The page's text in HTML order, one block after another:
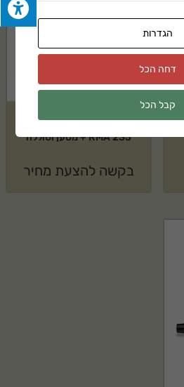
RMA 235 + מטען וסוללה
בקשה להצעת מחיר
הגדרות
דחה הכל
קבל הכל